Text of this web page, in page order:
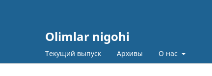
Olimlar nigohi
Текущий выпуск Архивы О нас